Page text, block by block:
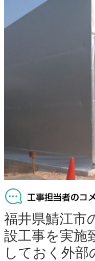
福井県鯖江市
設工事を実施
しておく外